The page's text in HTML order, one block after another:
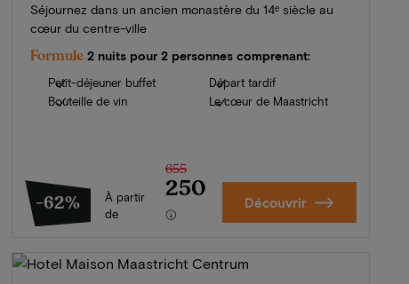
Séjournez dans un ancien monastère du 14ᵉ siècle au
cœur du centre-ville
Formule 2 nuits pour 2 personnes comprenant:
Petit-déjeuner buffet
Bouteille de vin
Départ tardif
Le cœur de Maastricht
-62%
À partir
de
655
250 Découvrir